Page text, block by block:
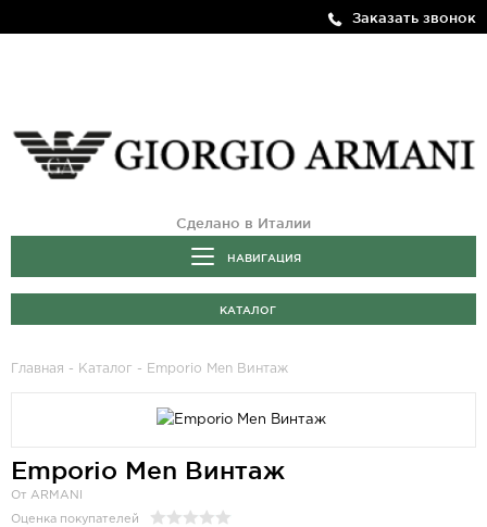
Заказать звонок
Сделано в Италии
НАВИГАЦИЯ
КАТАЛОГ
Главная - Каталог - Emporio Men Винтаж
Emporio Men Винтаж
От ARMANI
Оценка покупателей